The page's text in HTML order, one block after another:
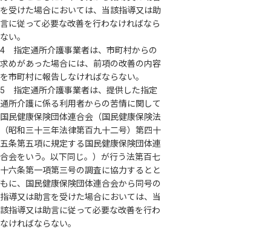
を受けた場合においては、当該指導又は助
言に従って必要な改善を行わなければなら
ない。
4 指定通所介護事業者は、市町村からの
求めがあった場合には、前項の改善の内容
を市町村に報告しなければならない。
5 指定通所介護事業者は、提供した指定
通所介護に係る利用者からの苦情に関して
国民健康保険団体連合会（国民健康保険法
（昭和三十三年法律第百九十二号）第四十
五条第五項に規定する国民健康保険団体連
合会をいう。以下同じ。）が行う法第百七
十六条第一項第三号の調査に協力するとと
もに、国民健康保険団体連合会から同号の
指導又は助言を受けた場合においては、当
該指導又は助言に従って必要な改善を行わ
なければならない。